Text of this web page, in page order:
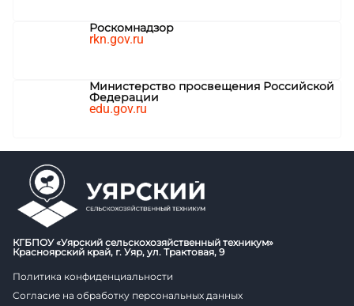
Роскомнадзор
rkn.gov.ru
Министерство просвещения Российской
Федерации
edu.gov.ru
КГБПОУ «Уярский сельскохозяйственный техникум»
Красноярский край, г. Уяр, ул. Трактовая, 9
Политика конфиденциальности
Согласие на обработку персональных данных